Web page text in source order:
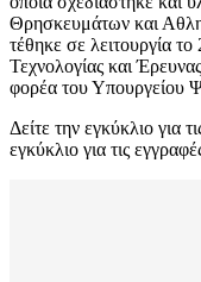
Θρησκευμάτων και
τέθηκε σε λειτουργία
Τεχνολογίας και
φορέα του Υπουργείου
Δείτε την εγκύκλιο για
εγκύκλιο για τις